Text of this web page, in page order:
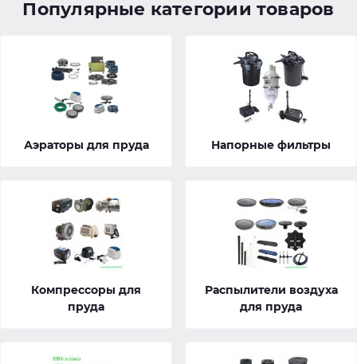
Популярные категории товаров
Аэраторы для пруда Напорные фильтры
Компрессоры для
пруда
Распылители воздуха
для пруда